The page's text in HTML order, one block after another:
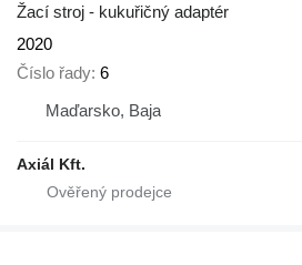
Žací stroj - kukuřičný adaptér
2020
Číslo řady 6
Maďarsko, Baja
Axiál Kft.